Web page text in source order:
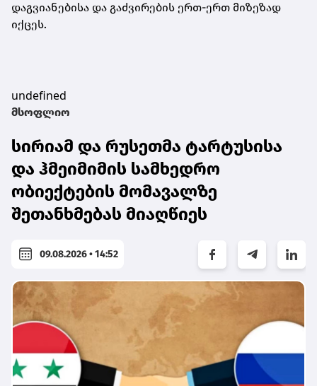
დაგვიანებისა და გაძვირების ერთ-ერთ მიზეზად
იქცეს.
undefined
მსოფლიო
სირიამ და რუსეთმა ტარტუსისა
და ჰმეიმიმის სამხედრო
ობიექტების მომავალზე
შეთანხმებას მიაღწიეს
09.08.2026 • 14:52